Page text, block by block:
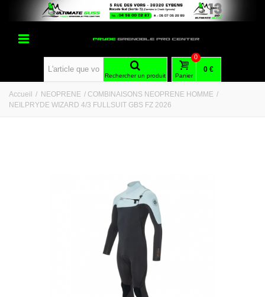
Rechercher un produit Panier
0
0 €
Accueil / NEOPRENE / COMBINAISONS NEOPRENE HOMME /
NEILPRYDE WIZARD 4/3 FULLSUIT GBS FZ 2026